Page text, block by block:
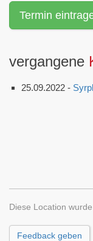
Termin
vergangene
25.09.2022 -
Diese Location
Feedback geben